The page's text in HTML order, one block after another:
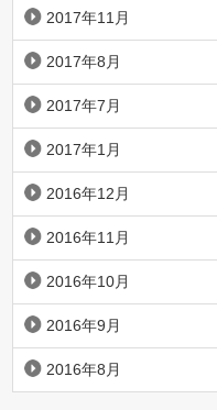
2017年11月
2017年8月
2017年7月
2017年1月
2016年12月
2016年11月
2016年10月
2016年9月
2016年8月